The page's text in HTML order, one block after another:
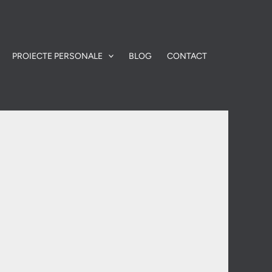
PROIECTE PERSONALE BLOG CONTACT